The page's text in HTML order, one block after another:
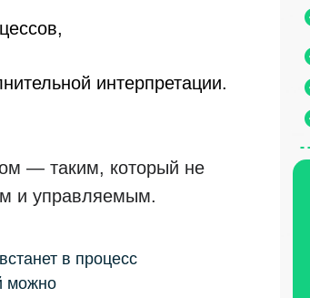
интерпретации.
— таким, который не
и управляемым.
в процесс
можно